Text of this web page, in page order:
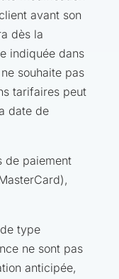
avant son
dès la
indiquée dans
souhaite pas
tarifaires peut
date de
de paiement
type
ne sont pas
anticipée,